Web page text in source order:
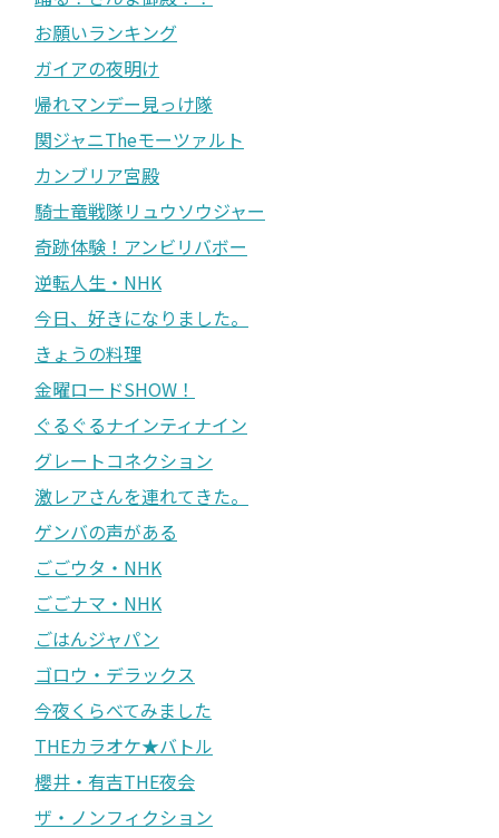
お願いランキング
ガイアの夜明け
帰れマンデー見っけ隊
関ジャニTheモーツァルト
カンブリア宮殿
騎士竜戦隊リュウソウジャー
奇跡体験！アンビリバボー
逆転人生・NHK
今日、好きになりました。
きょうの料理
金曜ロードSHOW！
ぐるぐるナインティナイン
グレートコネクション
激レアさんを連れてきた。
ゲンバの声がある
ごごウタ・NHK
ごごナマ・NHK
ごはんジャパン
ゴロウ・デラックス
今夜くらべてみました
THEカラオケ★バトル
櫻井・有吉THE夜会
ザ・ノンフィクション